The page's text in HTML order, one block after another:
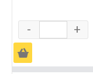
- +
Ä